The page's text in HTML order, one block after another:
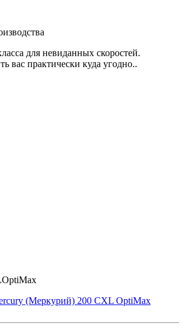
для невиданных скоростей.
вас практически куда угодно..
(Меркурий) 200 CXL OptiMax